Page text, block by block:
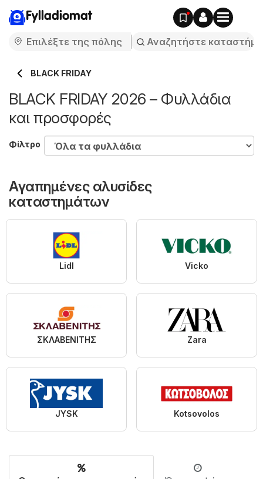
Fylladiomat
BLACK FRIDAY
BLACK FRIDAY 2026 – Φυλλάδια
και προσφορές
Φίλτρο
Αγαπημένες αλυσίδες
καταστημάτων
Lidl Vicko
ΣΚΛΑΒΕΝΙΤΗΣ Zara
JYSK Kotsovolos